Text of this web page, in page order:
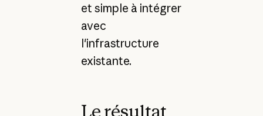
et simple à intégrer
avec
l'infrastructure
existante.
Le résultat